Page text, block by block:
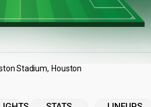
Stadium Houston